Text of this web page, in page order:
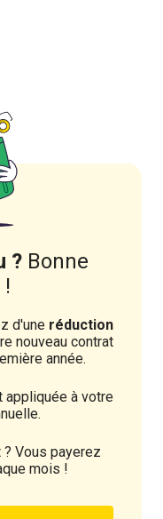
? Bonne
d'une réduction
nouveau contrat
année.
appliquée à votre
Vous payerez
mois !